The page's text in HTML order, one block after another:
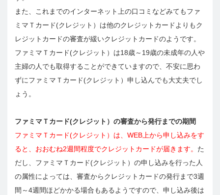
また、これまでのインターネット上の口コミなどみてもファ
ミマＴカード(クレジット）は他のクレジットカードよりもク
レジットカードの審査が緩いクレジットカードのようです。
ファミマＴカード(クレジット）は18歳～19歳の未成年の人や
主婦の人でも取得することができていますので、不安に思わ
ずにファミマＴカード(クレジット）申し込んでも大丈夫でし
ょう。
ファミマＴカード(クレジット）の審査から発行までの期間
ファミマＴカード(クレジット）は、WEB上から申し込みをす
ると、おおむね2週間程度でクレジットカードが届きます。 た
だし、ファミマＴカード(クレジット）の申し込みを行った人
の属性によっては、審査からクレジットカードの発行まで3週
間～4週間ほどかかる場合もあるようですので、申し込み後は